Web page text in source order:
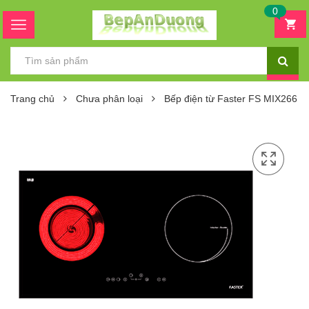
0
Trang chủ Chưa phân loại Bếp điện từ Faster FS MIX266